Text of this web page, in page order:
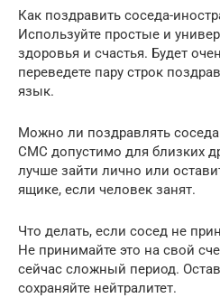
Как поздравить соседа-
Используйте простые и
здоровья и счастья. Будет
переведете пару строк
язык.
Можно ли поздравлять
СМС допустимо для близких
лучше зайти лично или
ящике, если человек занят.
Что делать, если сосед не
Не принимайте это на свой
сейчас сложный период.
сохраняйте нейтралитет.